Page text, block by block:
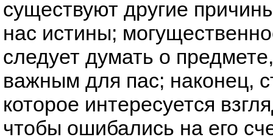
существуют другие
нас истины;
следует думать о
важным для пас; наконец,
которое интересуется
чтобы ошибались на его